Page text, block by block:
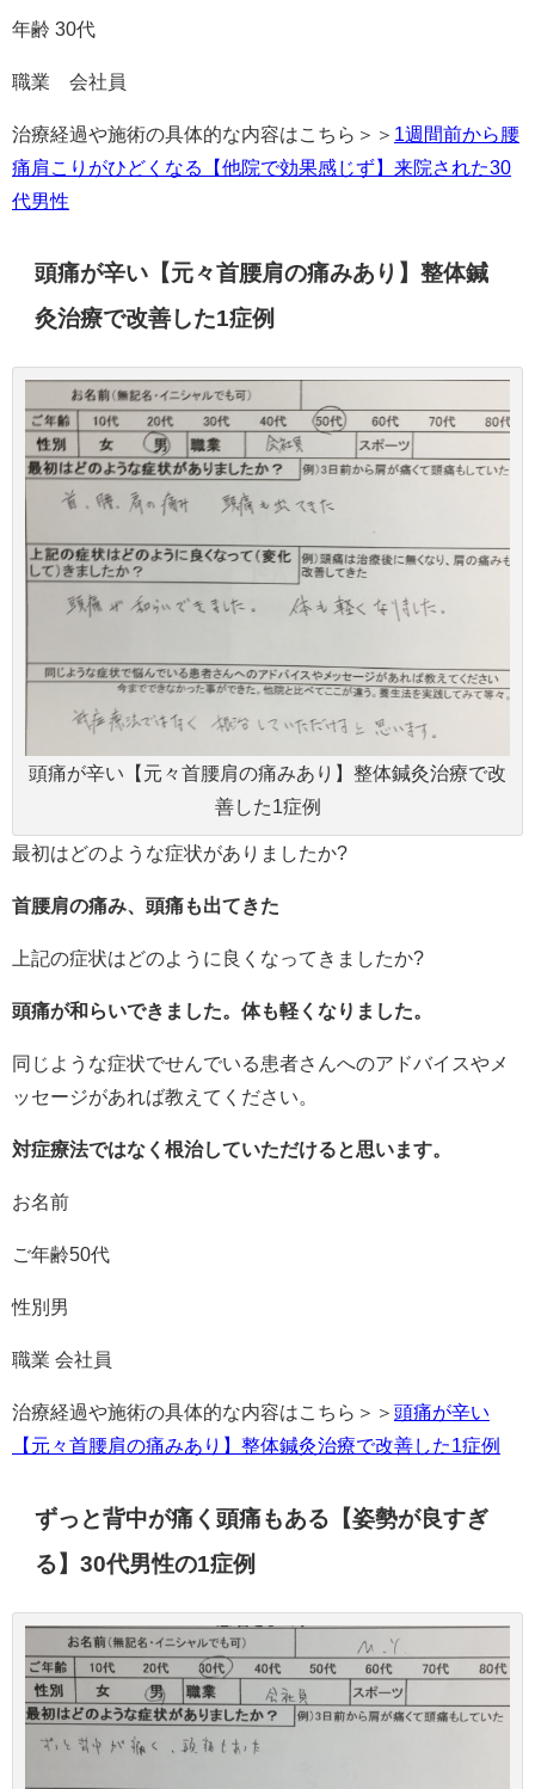
年齢 30代
職業 会社員
治療経過や施術の具体的な内容はこちら＞＞ 1週間前から腰
痛肩こりがひどくなる【他院で効果感じず】来院された30
代男性
頭痛が辛い【元々首腰肩の痛みあり】整体鍼
灸治療で改善した1症例
頭痛が辛い【元々首腰肩の痛みあり】整体鍼灸治療で改
善した1症例
最初はどのような症状がありましたか?
首腰肩の痛み、頭痛も出てきた
上記の症状はどのように良くなってきましたか?
頭痛が和らいできました。体も軽くなりました。
同じような症状でせんでいる患者さんへのアドバイスやメ
ッセージがあれば教えてください。
対症療法ではなく根治していただけると思います。
お名前
ご年齢50代
性別男
職業 会社員
治療経過や施術の具体的な内容はこちら＞＞ 頭痛が辛い
【元々首腰肩の痛みあり】整体鍼灸治療で改善した1症例
ずっと背中が痛く頭痛もある【姿勢が良すぎ
る】30代男性の1症例